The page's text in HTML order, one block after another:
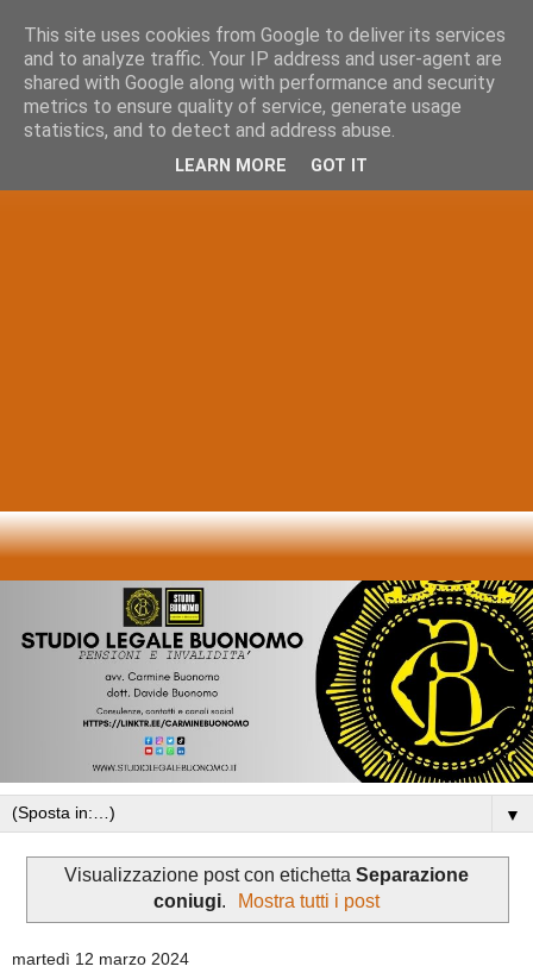
▼
Visualizzazione post con etichetta Separazione
coniugi. Mostra tutti i post
martedì 12 marzo 2024
This site uses cookies from Google to deliver its services
and to analyze traffic. Your IP address and user-agent are
shared with Google along with performance and security
metrics to ensure quality of service, generate usage
statistics, and to detect and address abuse.
LEARN MORE GOT IT